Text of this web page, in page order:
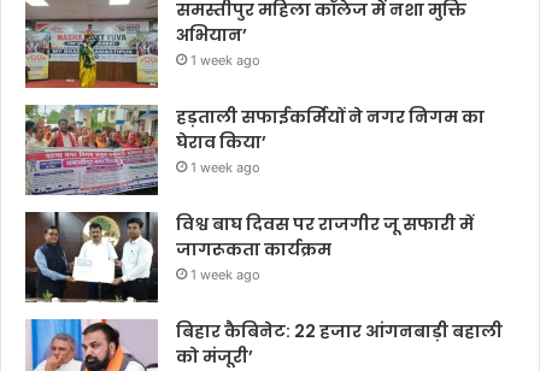
समस्तीपुर महिला कॉलेज में नशा मुक्ति
अभियान’
1 week ago
हड़ताली सफाईकर्मियों ने नगर निगम का
घेराव किया’
1 week ago
विश्व बाघ दिवस पर राजगीर जू सफारी में
जागरूकता कार्यक्रम
1 week ago
बिहार कैबिनेट: 22 हजार आंगनबाड़ी बहाली
को मंजूरी’